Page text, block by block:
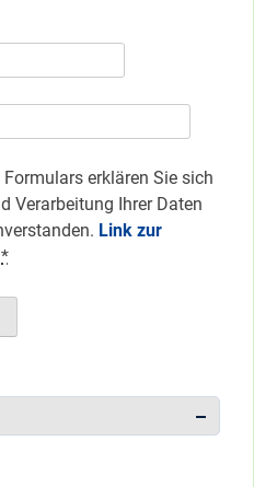
erklären Sie sich
Verarbeitung Ihrer Daten
Link zur
*